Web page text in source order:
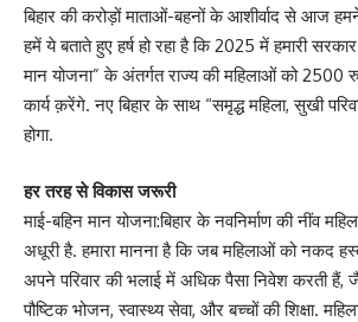
बिहार की करोड़ों माताओं-बहनों के आशीर्वाद से आज
हमें ये बताते हुए हर्ष हो रहा है कि 2025 में हमारी
मान योजना” के अंतर्गत राज्य की महिलाओं को 2500
कार्य क़रेंगे. नए बिहार के साथ “समृद्ध महिला, सुखी
होगा.
हर तरह से विकास जरूरी
माई-बहिन मान योजना:बिहार के नवनिर्माण की नींव
अधूरी है. हमारा मानना है कि जब महिलाओं को नकद
अपने परिवार की भलाई में अधिक पैसा निवेश करती हैं,
पौष्टिक भोजन, स्वास्थ्य सेवा, और बच्चों की शिक्षा.